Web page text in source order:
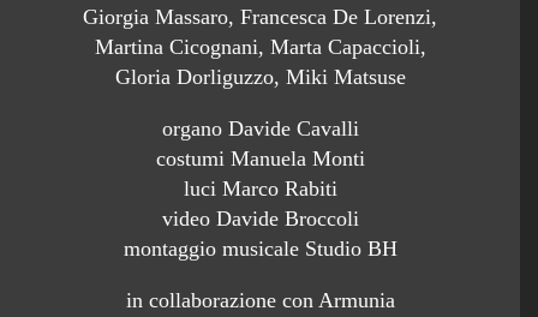
Giorgia Massaro, Francesca De Lorenzi,
Martina Cicognani, Marta Capaccioli,
Gloria Dorliguzzo, Miki Matsuse
organo Davide Cavalli
costumi Manuela Monti
luci Marco Rabiti
video Davide Broccoli
montaggio musicale Studio BH
in collaborazione con Armunia